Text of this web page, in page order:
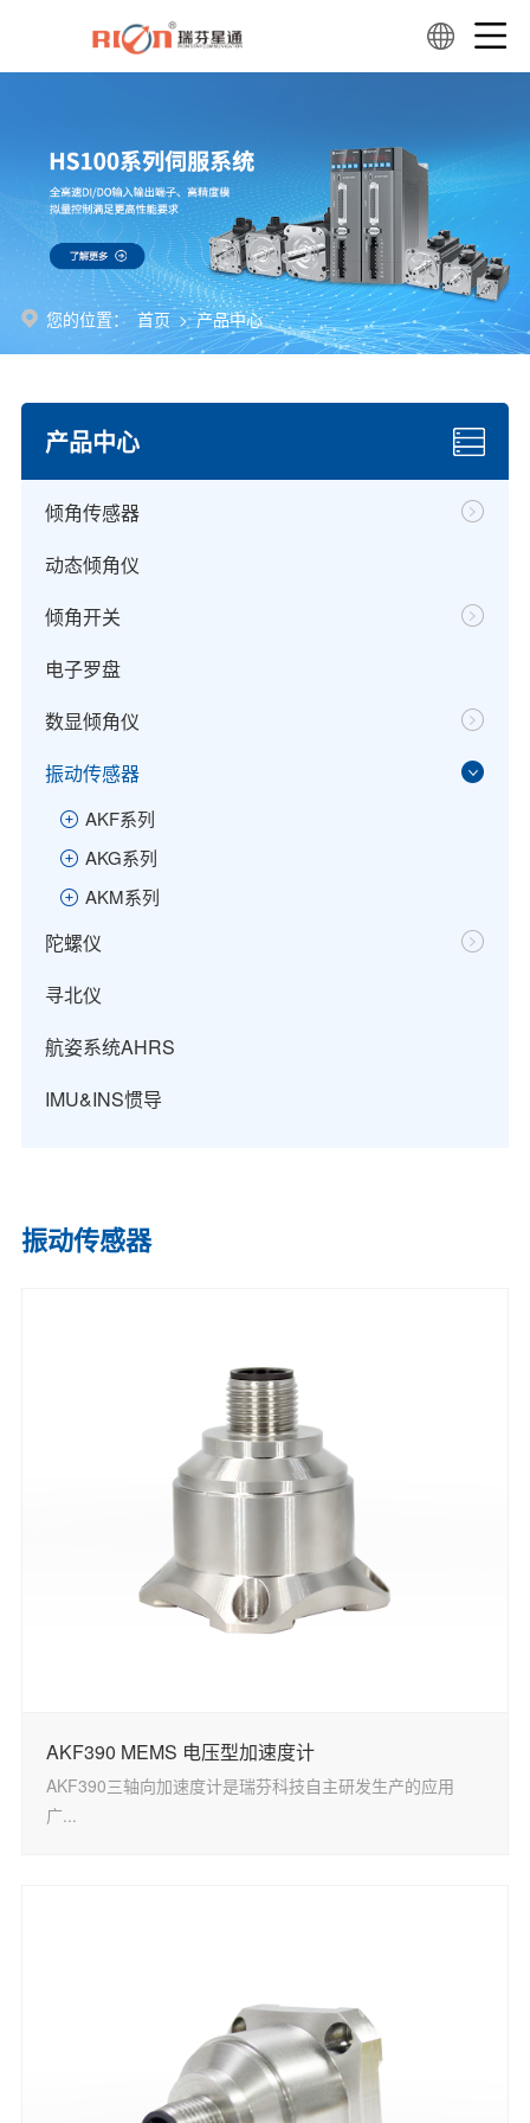
您的位置： 首页 > 产品中心
产品中心
倾角传感器
动态倾角仪
倾角开关
电子罗盘
数显倾角仪
振动传感器
AKF系列
AKG系列
AKM系列
陀螺仪
寻北仪
航姿系统AHRS
IMU&INS惯导
振动传感器
AKF390 MEMS 电压型加速度计
AKF390三轴向加速度计是瑞芬科技自主研发生产的应用
广...